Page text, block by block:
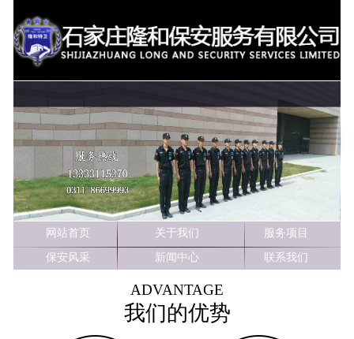
1 2
3
网站首页
关于我们 服务项目
保安风采 新闻中心 联系我们
ADVANTAGE
我们的优势